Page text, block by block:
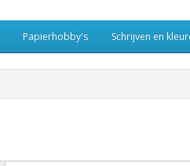
Papierhobby's Schrijven en